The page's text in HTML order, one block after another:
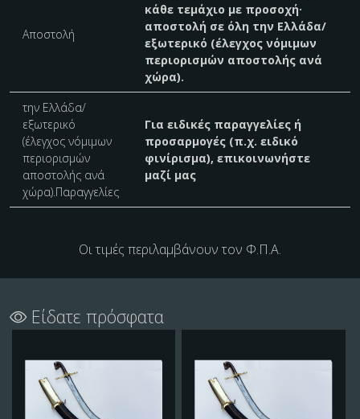
Αποστολή
κάθε τεμάχιο με προσοχή·
αποστολή σε όλη την Ελλάδα/
εξωτερικό (έλεγχος νόμιμων
περιορισμών αποστολής ανά
χώρα).
την Ελλάδα/
εξωτερικό
(έλεγχος νόμιμων
περιορισμών
αποστολής ανά
χώρα).Παραγγελίες
Για ειδικές παραγγελίες ή
προσαρμογές (π.χ. ειδικό
φινίρισμα), επικοινωνήστε
μαζί μας
Οι τιμές περιλαμβάνουν τον Φ.Π.Α.
Είδατε πρόσφατα